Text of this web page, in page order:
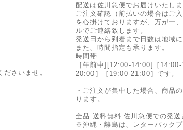
さいませ。
配送は佐川急便でお届けいたし
ご注文確認（前払いの場合はご
を心掛けておりますが、万が一
ルでご連絡致します。
発送日から到着まで日数は地域
また、時間指定も承ります。
時間帯
［午前中][12:00-14:00]［
20:00］［19:00-21:00］です。
・ご注文が集中した場合、商品
ります。
全品 送料無料 佐川急便での発送
※沖縄・離島は、レターパック